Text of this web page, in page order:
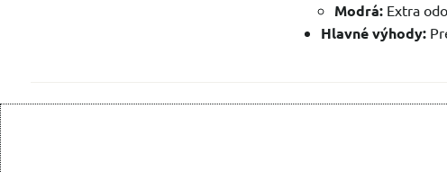
Modrá: Extra
Hlavné výhody: